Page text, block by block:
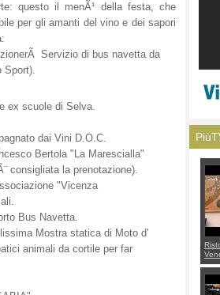
questo il menÃ¹ della festa, che
per gli amanti del vino e dei sapori
Servizio di bus navetta da
Sport).
ex scuole di Selva.
dai Vini D.O.C.
Bertola "La Marescialla"
consigliata la prenotazione).
"Vicenza
Bus Navetta.
Mostra statica di Moto d'
animali da cortile per far
con